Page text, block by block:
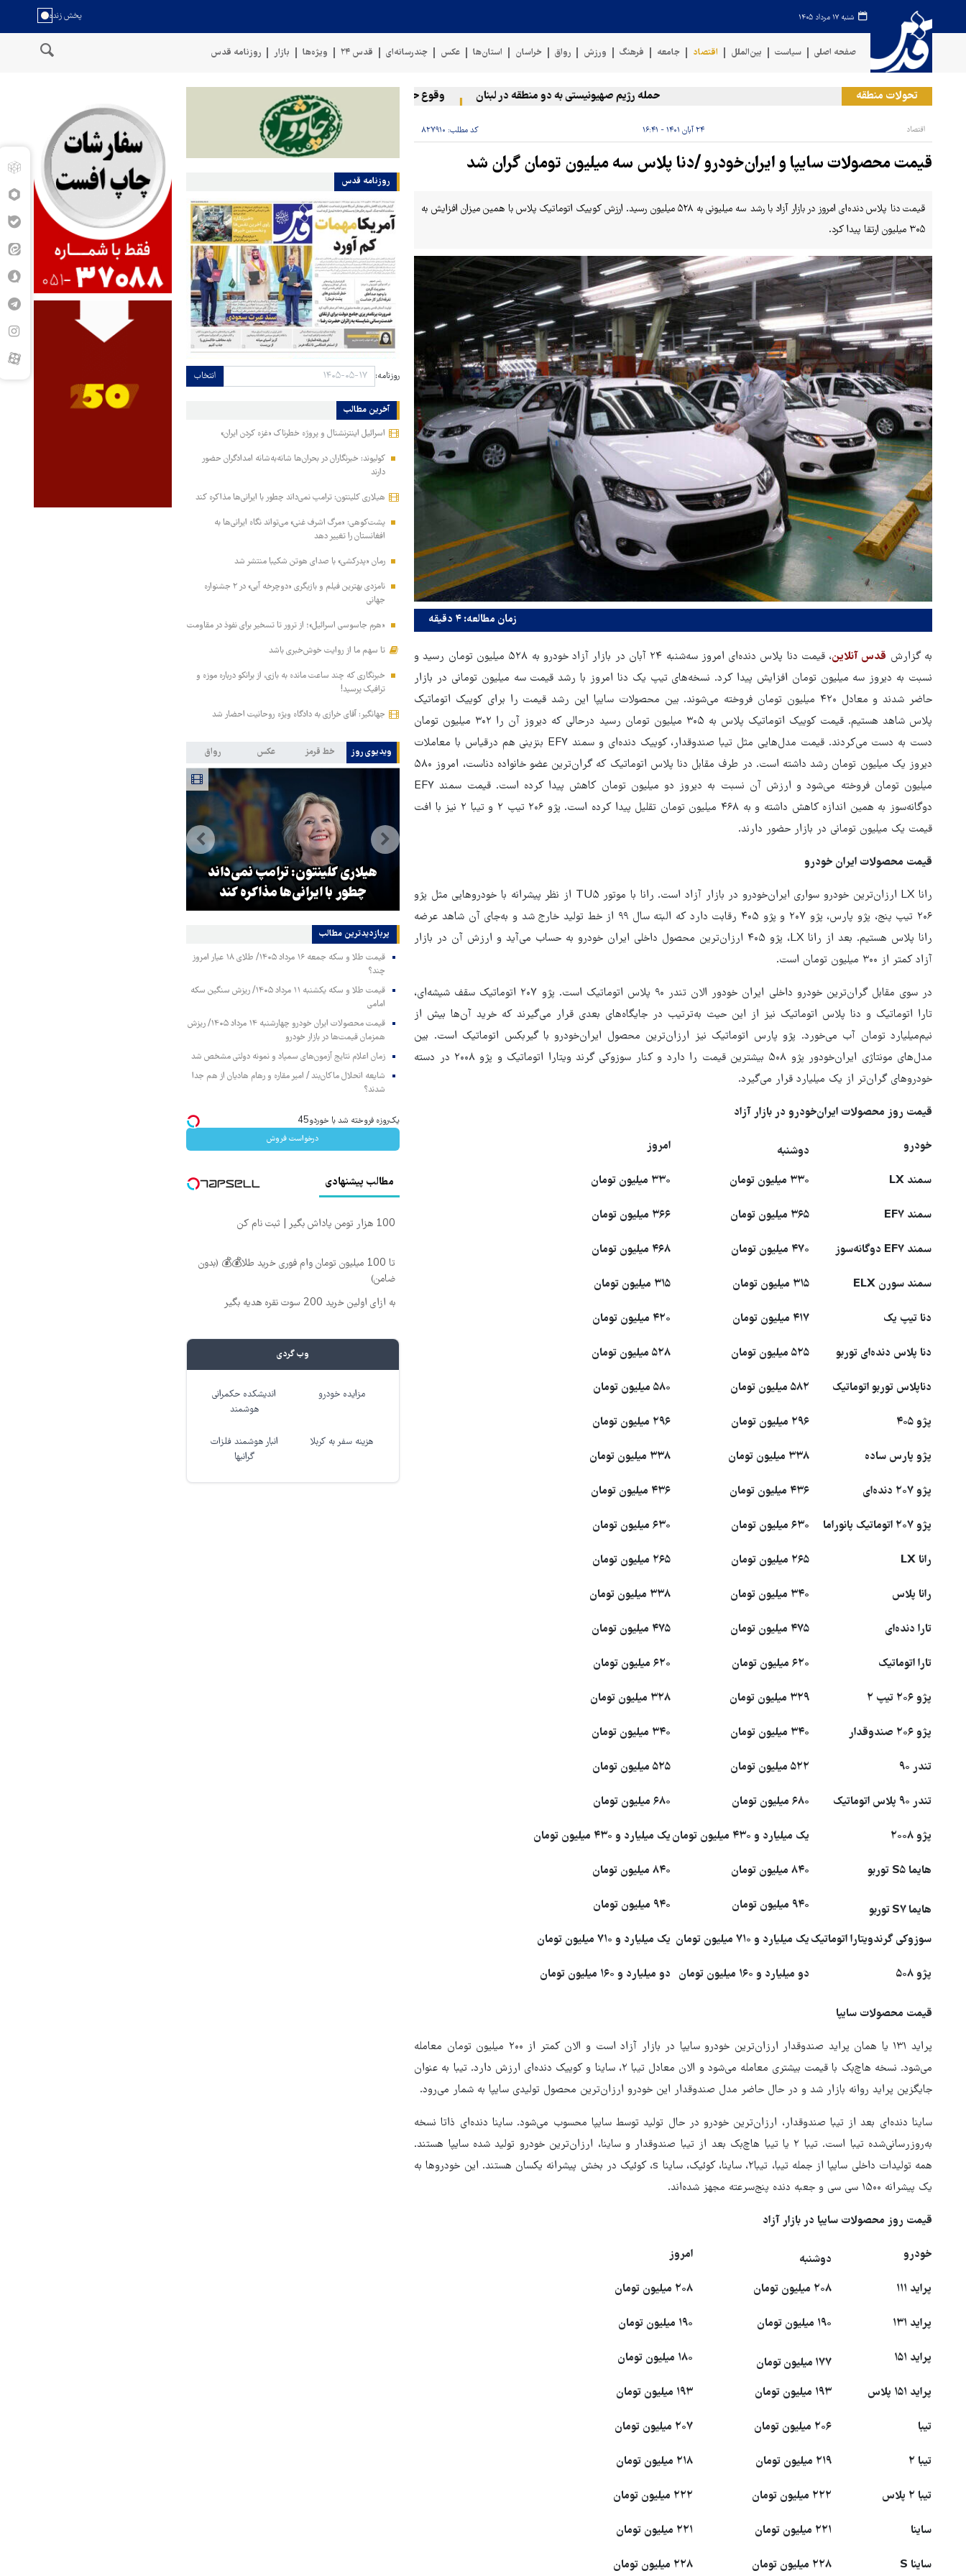
شنبه ۱۷ مرداد ۱۴۰۵
صفحه اصلی سیاست بین‌الملل اقتصاد جامعه فرهنگ ورزش رواق خراسان استان‌ها عکس چندرسانه‌ای قدس ۲۴ ویژه‌ها بازار روزنامه قدس
تحولات منطقه حمله رژیم صهیونیستی به دو منطقه در لبنان وقوع حادثه دریایی در سواحل عمان سخنگوی نیروهای مسلح یمن: کشتی نفتی عربستان را با موشک
اقتصاد ۲۴ آبان ۱۴۰۱ - ۱۶:۴۱ کد مطلب: ۸۲۷۹۱۰
قیمت محصولات سایپا و ایران‌خودرو /دنا پلاس سه میلیون تومان گران شد
قیمت دنا پلاس دنده‌ای امروز در بازار آزاد با رشد سه میلیونی به ۵۲۸ میلیون رسید. ارزش کوییک اتوماتیک پلاس با همین میزان افزایش به
۳۰۵ میلیون ارتقا پیدا کرد.
زمان مطالعه: ۴ دقیقه
به گزارش قدس آنلاین
، قیمت دنا پلاس دنده‌ای امروز سه‌شنبه ۲۴ آبان در بازار آزاد خودرو به ۵۲۸ میلیون تومان رسید و
نسبت به دیروز سه میلیون تومان افزایش پیدا کرد. نسخه‌های تیپ یک دنا امروز با رشد قیمت سه میلیون تومانی در بازار
حاضر شدند و معادل ۴۲۰ میلیون تومان فروخته می‌شوند. بین محصولات سایپا این رشد قیمت را برای کوییک اتوماتیک
پلاس شاهد هستیم. قیمت کوییک اتوماتیک پلاس به ۳۰۵ میلیون تومان رسید درحالی که دیروز آن را ۳۰۲ میلیون تومان
دست به دست می‌کردند. قیمت مدل‌هایی مثل تیبا صندوقدار، کوییک دنده‌ای و سمند EF۷ بنزینی هم درقیاس با معاملات
دیروز یک میلیون تومان رشد داشته است. در طرف مقابل دنا پلاس اتوماتیک که گران‌ترین عضو خانواده دناست، امروز ۵۸۰
میلیون تومان فروخته می‌شود و ارزش آن نسبت به دیروز دو میلیون تومان کاهش پیدا کرده است. قیمت سمند EF۷
دوگانه‌سوز به همین اندازه کاهش داشته و به ۴۶۸ میلیون تومان تقلیل پیدا کرده است. پژو ۲۰۶ تیپ ۲ و تیبا ۲ نیز با افت
قیمت یک میلیون تومانی در بازار حضور دارند.
قیمت محصولات ایران خودرو
رانا LX ارزان‌ترین خودرو سواری ایران‌خودرو در بازار آزاد است. رانا با موتور TU۵ از نظر پیشرانه با خودروهایی مثل پژو
۲۰۶ تیپ پنج، پژو پارس، پژو ۲۰۷ و پژو ۴۰۵ رقابت دارد که البته سال ۹۹ از خط تولید خارج شد و به‌جای آن شاهد عرضه
رانا پلاس هستیم. بعد از رانا LX، پژو ۴۰۵ ارزان‌ترین محصول داخلی ایران خودرو به حساب می‌آید و ارزش آن در بازار
آزاد کمتر از ۳۰۰ میلیون تومان است.
در سوی مقابل گران‌ترین خودرو داخلی ایران خودور الان تندر ۹۰ پلاس اتوماتیک است. پژو ۲۰۷ اتوماتیک سقف شیشه‌ای،
تارا اتوماتیک و دنا پلاس اتوماتیک نیز از این حیث به‌ترتیب در جایگاه‌های بعدی قرار می‌گیرند که خرید آن‌ها بیش از
نیم‌میلیارد تومان آب می‌خورد. پژو پارس اتوماتیک نیز ارزان‌ترین محصول ایران‌خودرو با گیربکس اتوماتیک است. بین
مدل‌های مونتاژی ایران‌خودور پژو ۵۰۸ بیشترین قیمت را دارد و کنار سوزوکی گرند ویتارا اتوماتیک و پژو ۲۰۰۸ در دسته
خودروهای گران‌تر از یک میلیارد قرار می‌گیرد.
قیمت روز محصولات ایران‌خودرو در بازار آزاد
خودرو دوشنبه امروز
سمند LX ۳۳۰ میلیون تومان ۳۳۰ میلیون تومان
سمند EF۷ ۳۶۵ میلیون تومان ۳۶۶ میلیون تومان
سمند EF۷ دوگانه‌سوز ۴۷۰ میلیون تومان ۴۶۸ میلیون تومان
سمند سورن ELX ۳۱۵ میلیون تومان ۳۱۵ میلیون تومان
دنا تیپ یک ۴۱۷ میلیون تومان ۴۲۰ میلیون تومان
دنا پلاس دنده‌ای توربو ۵۲۵ میلیون تومان ۵۲۸ میلیون تومان
دناپلاس توربو اتوماتیک ۵۸۲ میلیون تومان ۵۸۰ میلیون تومان
پژو ۴۰۵ ۲۹۶ میلیون تومان ۲۹۶ میلیون تومان
پژو پارس ساده ۳۳۸ میلیون تومان ۳۳۸ میلیون تومان
پژو ۲۰۷ دنده‌ای ۴۳۶ میلیون تومان ۴۳۶ میلیون تومان
پژو ۲۰۷ اتوماتیک پانوراما ۶۳۰ میلیون تومان ۶۳۰ میلیون تومان
رانا LX ۲۶۵ میلیون تومان ۲۶۵ میلیون تومان
رانا پلاس ۳۴۰ میلیون تومان ۳۳۸ میلیون تومان
تارا دنده‌ای ۴۷۵ میلیون تومان ۴۷۵ میلیون تومان
تارا اتوماتیک ۶۲۰ میلیون تومان ۶۲۰ میلیون تومان
پژو ۲۰۶ تیپ ۲ ۳۲۹ میلیون تومان ۳۲۸ میلیون تومان
پژو ۲۰۶ صندوقدار ۳۴۰ میلیون تومان ۳۴۰ میلیون تومان
تندر ۹۰ ۵۲۲ میلیون تومان ۵۲۵ میلیون تومان
تندر ۹۰ پلاس اتوماتیک ۶۸۰ میلیون تومان ۶۸۰ میلیون تومان
پژو ۲۰۰۸ یک میلیارد و ۴۳۰ میلیون تومان یک میلیارد و ۴۳۰ میلیون تومان
هایما S۵ توربو ۸۴۰ میلیون تومان ۸۴۰ میلیون تومان
هایما S۷ توربو ۹۴۰ میلیون تومان ۹۴۰ میلیون تومان
سوزوکی گرندویتارا اتوماتیکیک میلیارد و ۷۱۰ میلیون تومان یک میلیارد و ۷۱۰ میلیون تومان
پژو ۵۰۸ دو میلیارد و ۱۶۰ میلیون تومان دو میلیارد و ۱۶۰ میلیون تومان
قیمت محصولات سایپا
پراید ۱۳۱ یا همان پراید صندوقدار ارزان‌ترین خودرو سایپا در بازار آزاد است و الان کمتر از ۲۰۰ میلیون تومان معامله
می‌شود. نسخه هاچ‌بک با قیمت بیشتری معامله می‌شود و الان معادل تیبا ۲، ساینا و کوییک دنده‌ای ارزش دارد. تیبا به عنوان
جایگزین پراید روانه بازار شد و در حال حاضر مدل صندوقدار این خودرو ارزان‌ترین محصول تولیدی سایپا به شمار می‌رود.
ساینا دنده‌ای بعد از تیبا صندوقدار، ارزان‌ترین خودرو در حال تولید توسط سایپا محسوب می‌شود. ساینا دنده‌ای ذاتا نسخه
به‌روزرسانی‌شده تیبا است. تیبا ۲ یا تیبا هاچ‌بک بعد از تیبا صندوقدار و ساینا، ارزان‌ترین خودرو تولید شده سایپا هستند.
همه تولیدات داخلی سایپا از جمله تیبا، تیبا۲، ساینا، کوئیک، ساینا s، کوئیک در بخش پیشرانه یکسان هستند. این خودروها به
یک پیشرانه ۱۵۰۰ سی سی و جعبه دنده پنج‌سرعته مجهز شده‌اند.
قیمت روز محصولات سایپا در بازار آزاد
خودرو دوشنبه امروز
پراید ۱۱۱ ۲۰۸ میلیون تومان ۲۰۸ میلیون تومان
پراید ۱۳۱ ۱۹۰ میلیون تومان ۱۹۰ میلیون تومان
پراید ۱۵۱ ۱۷۷ میلیون تومان ۱۸۰ میلیون تومان
پراید ۱۵۱ پلاس ۱۹۳ میلیون تومان ۱۹۳ میلیون تومان
تیبا ۲۰۶ میلیون تومان ۲۰۷ میلیون تومان
تیبا ۲ ۲۱۹ میلیون تومان ۲۱۸ میلیون تومان
تیبا ۲ پلاس ۲۲۲ میلیون تومان ۲۲۲ میلیون تومان
ساینا ۲۲۱ میلیون تومان ۲۲۱ میلیون تومان
ساینا S ۲۲۸ میلیون تومان ۲۲۸ میلیون تومان
روزنامه قدس
روزنامه: انتخاب
آخرین مطالب
اسرائیل اینترنشنال و پروژه خطرناک «غزه کردن ایران»
کولیوند: خبرنگاران در بحران‌ها شانه‌به‌شانه امدادگران حضور
دارند
هیلاری کلینتون: ترامپ نمی‌داند چطور با ایرانی‌ها مذاکره کند
پشت‌کوهی: «مرگ اشرف غنی» می‌تواند نگاه ایرانی‌ها به
افغانستان را تغییر دهد
رمان «پدرکشی» با صدای هوتن شکیبا منتشر شد
نامزدی بهترین فیلم و بازیگری «دوچرخه آبی» در ۲ جشنواره
جهانی
«هرم جاسوسی اسرائیل»؛ از ترور تا تسخیر برای نفوذ در مقاومت
تا سهم ما از روایت خوش‌خبری باشد
خبرنگاری که چند ساعت مانده به بازی، از برانکو درباره موزه و
ترافیک پرسید!
جهانگیر: آقای خرازی به دادگاه ویژه روحانیت احضار شد
ویدیوی روز خط قرمز عکس رواق
ویژه روحانیت احضار شد
«غزه کردن ایران»
هیلاری کلینتون: ترامپ نمی‌داند
چطور با ایرانی‌ها مذاکره کند
پربازدیدترین‌ مطالب
قیمت طلا و سکه جمعه ۱۶ مرداد ۱۴۰۵/ طلای ۱۸ عیار امروز
چند؟
قیمت طلا و سکه یکشنبه ۱۱ مرداد ۱۴۰۵/ ریزش سنگین سکه
امامی
قیمت محصولات ایران خودرو چهارشنبه ۱۴ مرداد ۱۴۰۵/ ریزش
همزمان قیمت‌ها در بازار خودرو
زمان اعلام نتایج آزمون‌های سمپاد و نمونه دولتی مشخص شد
شایعه انحلال ماکان‌بند / امیر مقاره و رهام هادیان از هم جدا
شدند؟
یک‌روزه فروخته شد با خوردو45
درخواست فروش
مطالب پیشنهادی
100 هزار تومن پاداش بگیر | ثبت نام کن
تا 100 میلیون تومان وام فوری خرید طلا💰💰 (بدون
ضامن)
به ازای اولین خرید 200 سوت نقره هدیه بگیر
وب گردی
مزایده خودرو
اندیشکده حکمرانی
هوشمند
هزینه سفر به کربلا
انبار هوشمند فلزات
گرانبها